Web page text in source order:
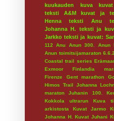
kuukauden kuva
teksti A&M
kuvat ja
Henna
teksti Anu
Johanna H. teksti ja
Jarkko teksti ja kuvat:
112 Anu Anun 300.
Anun
Anun toimitsijamaraton
Coastal trail series
Exmoor
Finlandia
Firenze
Gent marathon
Himos Trail
Johanna
maraton
Juhanin 100.
Kokkola ultrarun
Kuva
arkistosta
Kuvat Jarmo
Johanna H.
Kuvat Juhani